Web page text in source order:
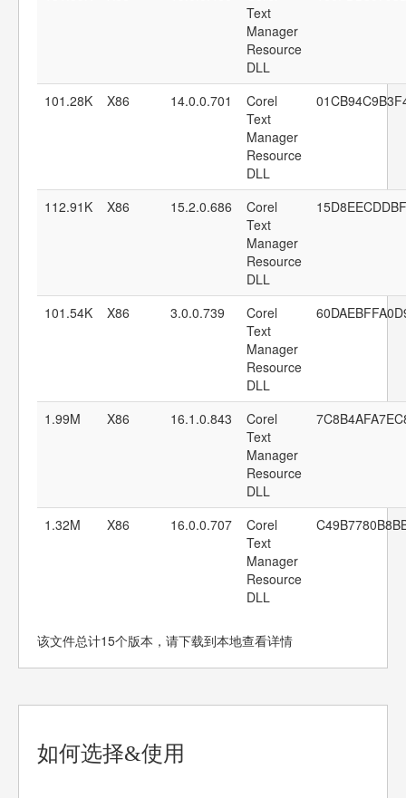
Text
Manager
Resource
DLL
101.28K X86 14.0.0.701
Corel
Text
Manager
Resource
DLL
112.91K X86 15.2.0.686
Corel
Text
Manager
Resource
DLL
101.54K X86 3.0.0.739
Corel
Text
Manager
Resource
DLL
1.99M X86 16.1.0.843
Corel
Text
Manager
Resource
DLL
1.32M X86 16.0.0.707
Corel
Text
Manager
Resource
DLL
该文件总计15个版本，请下载到本地查看详情
如何选择&使用